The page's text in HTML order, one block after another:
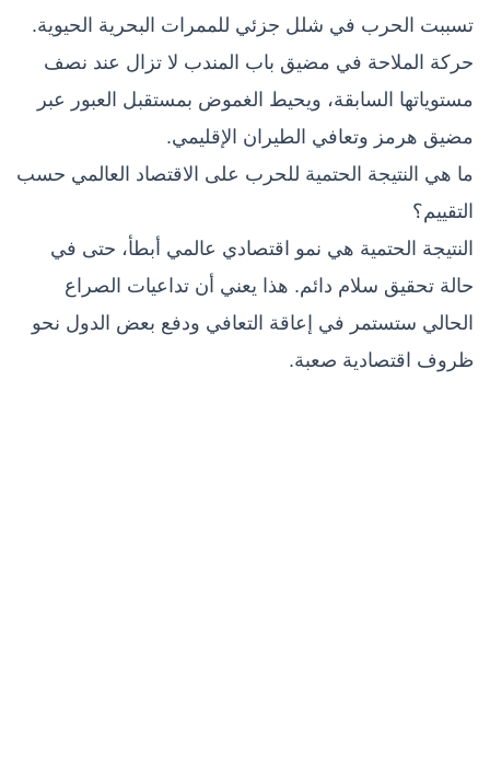
تسببت الحرب في شلل جزئي للممرات البحرية الحيوية.
حركة الملاحة في مضيق باب المندب لا تزال عند نصف
مستوياتها السابقة، ويحيط الغموض بمستقبل العبور عبر
مضيق هرمز وتعافي الطيران الإقليمي.
ما هي النتيجة الحتمية للحرب على الاقتصاد العالمي حسب
التقييم؟
النتيجة الحتمية هي نمو اقتصادي عالمي أبطأ، حتى في
حالة تحقيق سلام دائم. هذا يعني أن تداعيات الصراع
الحالي ستستمر في إعاقة التعافي ودفع بعض الدول نحو
ظروف اقتصادية صعبة.